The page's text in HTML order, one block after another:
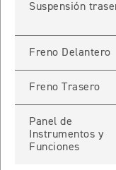
Precio desde
TIGER 850
Precio desde
Suspensión
Freno Delantero
Freno Trasero
Panel de
Instrumentos y
Funciones